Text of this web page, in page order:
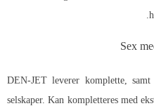
Sex
DEN-JET leverer komplette,
selskaper. Kan kompletteres med